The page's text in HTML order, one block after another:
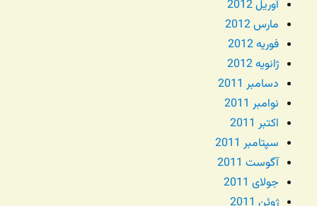
آوریل 2012
مارس 2012
فوریه 2012
ژانویه 2012
دسامبر 2011
نوامبر 2011
اکتبر 2011
سپتامبر 2011
آگوست 2011
جولای 2011